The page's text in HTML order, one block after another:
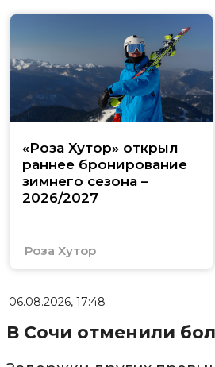
«Роза Хутор» открыл
раннее бронирование
зимнего сезона –
2026/2027
Роза Хутор
06.08.2026, 17:48
В Сочи отменили